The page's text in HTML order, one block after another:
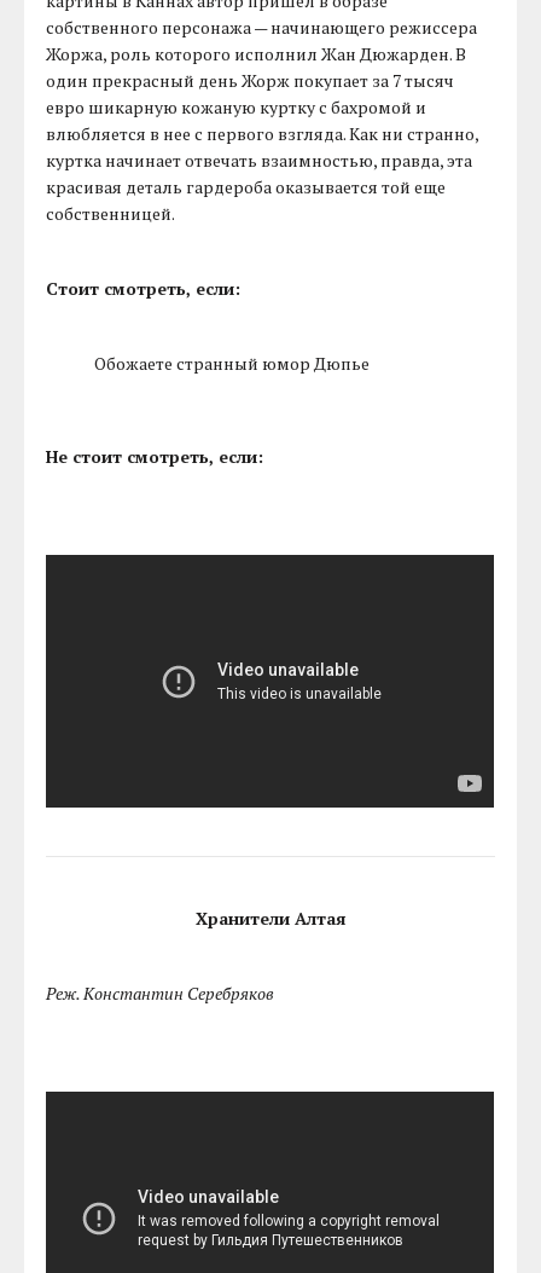
собственного персонажа — начинающего режиссера
Жоржа, роль которого исполнил Жан Дюжарден. В
один прекрасный день Жорж покупает за 7 тысяч
евро шикарную кожаную куртку с бахромой и
влюбляется в нее с первого взгляда. Как ни странно,
куртка начинает отвечать взаимностью, правда, эта
красивая деталь гардероба оказывается той еще
собственницей.
Стоит смотреть, если:
Обожаете странный юмор Дюпье
Не стоит смотреть, если:
Хранители Алтая
Реж. Константин Серебряков